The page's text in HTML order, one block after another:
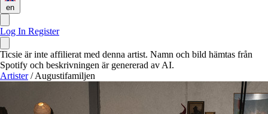
en
Log In Register
Ticsie är inte affilierat med denna artist. Namn och bild hämtas från
Spotify och beskrivningen är genererad av AI.
Artister / Augustifamiljen